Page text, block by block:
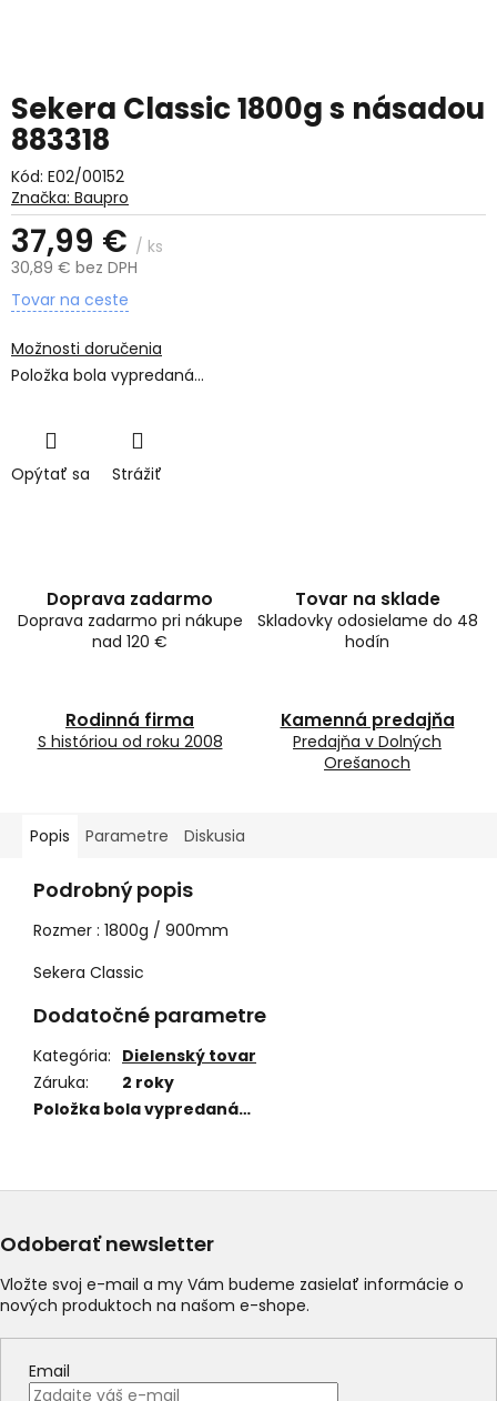
Sekera Classic 1800g s násadou
883318
Kód: E02/00152
37,99 € / ks
30,89 € bez DPH
Jednotková
Tovar na ceste
Možnosti doručenia
Položka bola vypredaná…
Opýtať sa Strážiť
Značka: Baupro
Doprava zadarmo
Doprava zadarmo pri nákupe
nad 120 €
Tovar na sklade
Skladovky odosielame do 48
hodín
Rodinná firma
S históriou od roku 2008
Kamenná predajňa
Predajňa v Dolných
Orešanoch
Popis Parametre Diskusia
Podrobný popis
Rozmer : 1800g / 900mm
Sekera Classic
Dodatočné parametre
Kategória: Dielenský tovar
Záruka:
2 roky
Položka bola vypredaná…
Odoberať newsletter
Vložte svoj e-mail a my Vám budeme zasielať informácie o
nových produktoch na našom e-shope.
Email